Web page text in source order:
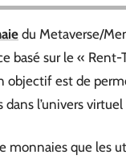
du Metaverse/
basé sur le «
objectif est de
l’univers
que les